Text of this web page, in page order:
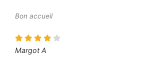
Bon accueil
Margot A